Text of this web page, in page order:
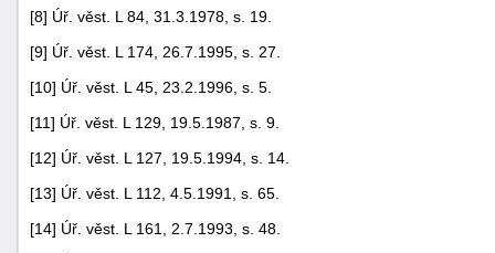
[8] Úř. věst. L 84, 31.3.1978, s. 19.
[9] Úř. věst. L 174, 26.7.1995, s. 27.
[10] Úř. věst. L 45, 23.2.1996, s. 5.
[11] Úř. věst. L 129, 19.5.1987, s. 9.
[12] Úř. věst. L 127, 19.5.1994, s. 14.
[13] Úř. věst. L 112, 4.5.1991, s. 65.
[14] Úř. věst. L 161, 2.7.1993, s. 48.